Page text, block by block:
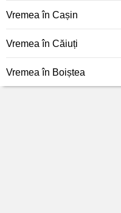
Vremea în Cașin
Vremea în Căiuți
Vremea în Boiștea